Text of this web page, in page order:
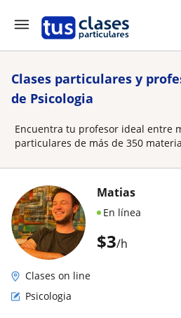
Clases particulares y
de Psicologia
Encuentra tu profesor ideal entre
particulares de más de 350
$3/h
Matias
En línea
Clases on line
Psicologia